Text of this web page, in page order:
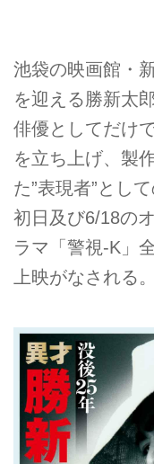
池袋の映画館・
を迎える勝新太
俳優としてだけ
を立ち上げ、製
た”表現者”とし
初日及び6/18の
ラマ「警視-K」
上映がなされる。